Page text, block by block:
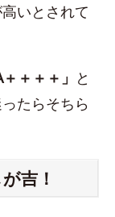
いとされて
＋＋＋」 と
たらそちら
吉！